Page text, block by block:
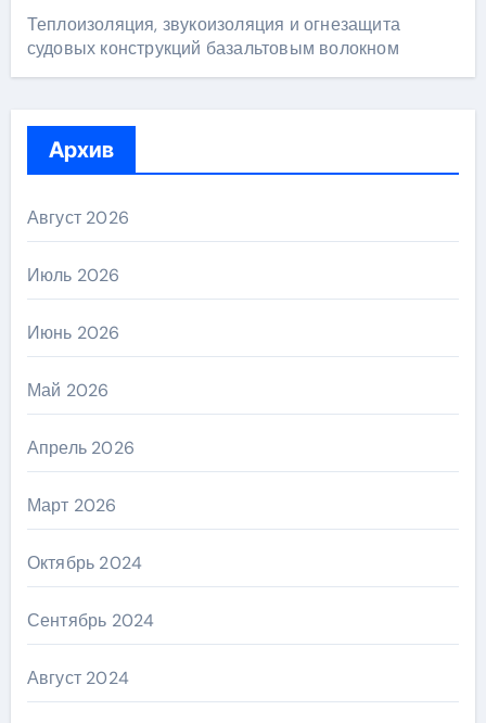
Теплоизоляция, звукоизоляция и огнезащита
судовых конструкций базальтовым волокном
Архив
Август 2026
Июль 2026
Июнь 2026
Май 2026
Апрель 2026
Март 2026
Октябрь 2024
Сентябрь 2024
Август 2024